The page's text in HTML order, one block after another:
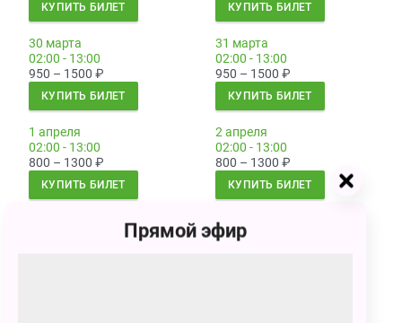
КУПИТЬ БИЛЕТ КУПИТЬ БИЛЕТ
30 марта
02:00 - 13:00
950 – 1500 ₽
КУПИТЬ БИЛЕТ
31 марта
02:00 - 13:00
950 – 1500 ₽
КУПИТЬ БИЛЕТ
1 апреля
02:00 - 13:00
800 – 1300 ₽
КУПИТЬ БИЛЕТ
2 апреля
02:00 - 13:00
800 – 1300 ₽
КУПИТЬ БИЛЕТ
4 апреля
02:00 - 13:00
Прямой эфир